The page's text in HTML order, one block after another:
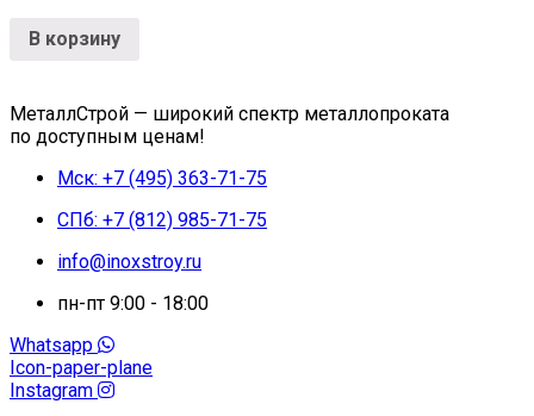
В корзину
МеталлСтрой — широкий спектр металлопроката
по доступным ценам!
Мск: +7 (495) 363-71-75
СПб: +7 (812) 985-71-75
info@inoxstroy.ru
пн-пт 9:00 - 18:00
Whatsapp
Icon-paper-plane
Instagram